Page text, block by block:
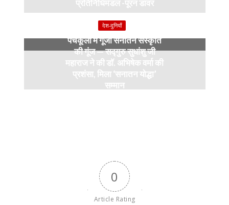
प्रतिनिधिमंडल -पूरन डावर
9 months ago
देश-दुनियाँ
पंचकूला में गूंजी सनातन संस्कृति
की गूंज — सद्गुरु सुधांशु जी
महाराज ने की डॉ. अभिषेक वर्मा की
प्रशंसा, मिला ‘सनातन योद्धा’
सम्मान
0
Article Rating